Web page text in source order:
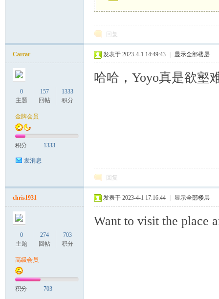
回复
Carcar
0
主题
157
回帖
1333
积分
金牌会员
积分 1333
发消息
发表于 2023-4-1 14:49:43 显示全部楼层
哈哈，Yoyo真是欲壑
回复
chris1931
0
主题
274
回帖
703
积分
高级会员
积分 703
发表于 2023-4-1 17:16:44 显示全部楼层
Want to visit the place